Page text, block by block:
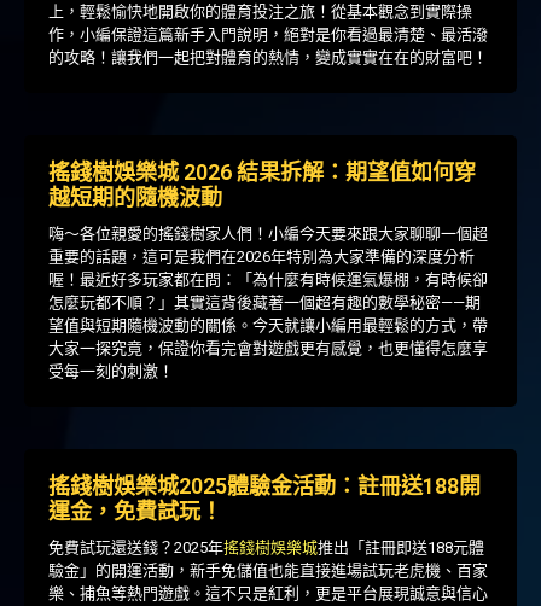
上，輕鬆愉快地開啟你的體育投注之旅！從基本觀念到實際操
作，小編保證這篇新手入門說明，絕對是你看過最清楚、最活潑
的攻略！讓我們一起把對體育的熱情，變成實實在在的財富吧！
搖錢樹娛樂城 2026 結果拆解：期望值如何穿
越短期的隨機波動
嗨～各位親愛的搖錢樹家人們！小編今天要來跟大家聊聊一個超
重要的話題，這可是我們在2026年特別為大家準備的深度分析
喔！最近好多玩家都在問：「為什麼有時候運氣爆棚，有時候卻
怎麼玩都不順？」其實這背後藏著一個超有趣的數學秘密——期
望值與短期隨機波動的關係。今天就讓小編用最輕鬆的方式，帶
大家一探究竟，保證你看完會對遊戲更有感覺，也更懂得怎麼享
受每一刻的刺激！
搖錢樹娛樂城2025體驗金活動：註冊送188開
運金，免費試玩！
免費試玩還送錢？2025年搖錢樹娛樂城推出「註冊即送188元體
驗金」的開運活動，新手免儲值也能直接進場試玩老虎機、百家
樂、捕魚等熱門遊戲。這不只是紅利，更是平台展現誠意與信心